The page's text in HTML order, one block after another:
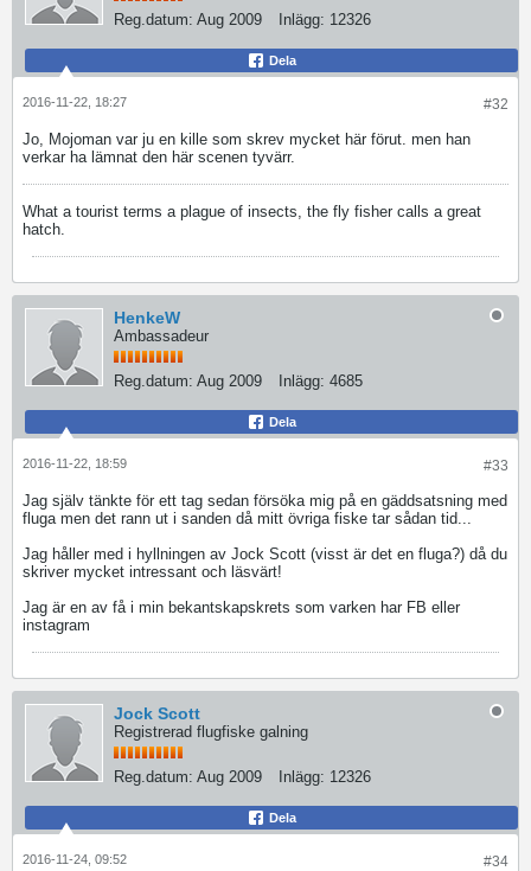
Reg.datum: Aug 2009 Inlägg: 12326
Dela
#32
2016-11-22, 18:27
Jo, Mojoman var ju en kille som skrev mycket här förut. men han
verkar ha lämnat den här scenen tyvärr.
What a tourist terms a plague of insects, the fly fisher calls a great
hatch.
HenkeW
Ambassadeur
Reg.datum: Aug 2009 Inlägg: 4685
Dela
#33
2016-11-22, 18:59
Jag själv tänkte för ett tag sedan försöka mig på en gäddsatsning med
fluga men det rann ut i sanden då mitt övriga fiske tar sådan tid...
Jag håller med i hyllningen av Jock Scott (visst är det en fluga?) då du
skriver mycket intressant och läsvärt!
Jag är en av få i min bekantskapskrets som varken har FB eller
instagram
Jock Scott
Registrerad flugfiske galning
Reg.datum: Aug 2009 Inlägg: 12326
Dela
#34
2016-11-24, 09:52